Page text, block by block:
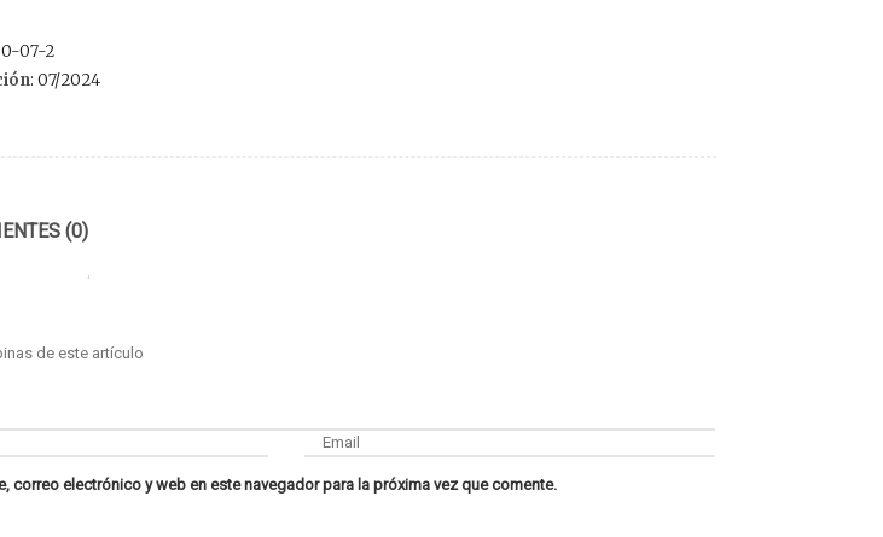
07-2
: 07/2024
(0)
correo electrónico y web en este navegador para la próxima vez que comente.